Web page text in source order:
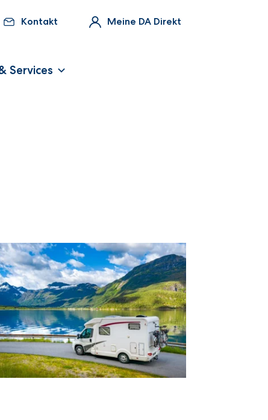
Kontakt Meine DA Direkt
Services